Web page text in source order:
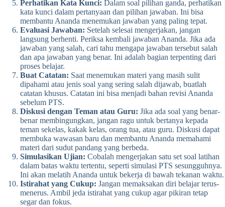
Perhatikan Kata Kunci: Dalam soal pilihan ganda, perhatikan
kata kunci dalam pertanyaan dan pilihan jawaban. Ini bisa
membantu Ananda menemukan jawaban yang paling tepat.
Evaluasi Jawaban: Setelah selesai mengerjakan, jangan
langsung berhenti. Periksa kembali jawaban Ananda. Jika ada
jawaban yang salah, cari tahu mengapa jawaban tersebut salah
dan apa jawaban yang benar. Ini adalah bagian terpenting dari
proses belajar.
Buat Catatan: Saat menemukan materi yang masih sulit
dipahami atau jenis soal yang sering salah dijawab, buatlah
catatan khusus. Catatan ini bisa menjadi bahan revisi Ananda
sebelum PTS.
Diskusi dengan Teman atau Guru: Jika ada soal yang benar-
benar membingungkan, jangan ragu untuk bertanya kepada
teman sekelas, kakak kelas, orang tua, atau guru. Diskusi dapat
membuka wawasan baru dan membantu Ananda memahami
materi dari sudut pandang yang berbeda.
Simulasikan Ujian: Cobalah mengerjakan satu set soal latihan
dalam batas waktu tertentu, seperti simulasi PTS sesungguhnya.
Ini akan melatih Ananda untuk bekerja di bawah tekanan waktu.
Istirahat yang Cukup: Jangan memaksakan diri belajar terus-
menerus. Ambil jeda istirahat yang cukup agar pikiran tetap
segar dan fokus.